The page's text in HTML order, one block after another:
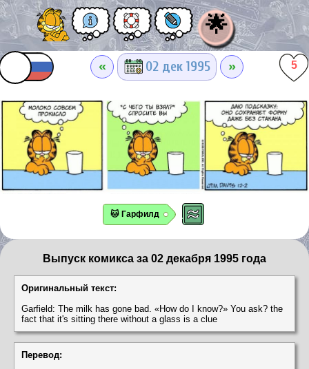
🌟
« 02 дек 1995 » 5
🐱 Гарфилд
Выпуск комикса за 02 декабря 1995 года
Оригинальный текст:
Garfield: The milk has gone bad. «How do I know?» You ask? the
fact that it's sitting there without a glass is a clue
Перевод: